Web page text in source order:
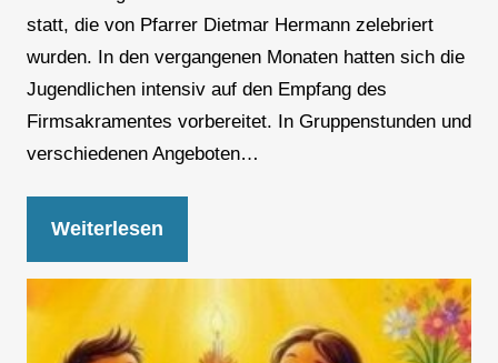
statt, die von Pfarrer Dietmar Hermann zelebriert
wurden. In den vergangenen Monaten hatten sich die
Jugendlichen intensiv auf den Empfang des
Firmsakramentes vorbereitet. In Gruppenstunden und
verschiedenen Angeboten…
Weiterlesen